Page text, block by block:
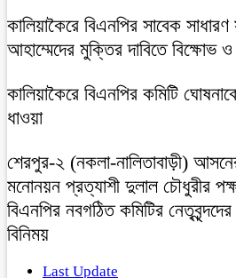
কালিয়াকৈরে বিএনপির সাবেক
আহাম্মেদের মুক্তির দাবিতে বিক্ষোভ
কালিয়াকৈরে বিএনপির কমিটি
ধাওয়া
শেরপুর-২ (নকলা-নালিতাবাড়ী)
মনোনয়ন প্রত্যাশী দুলাল চৌধুরীর
বিএনপির নবগঠিত কমিটির
বিনিময়
Last Update